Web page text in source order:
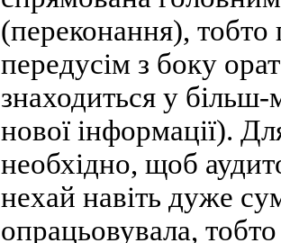
(переконання), тобто
передусім з боку
знаходиться у
нової інформації).
необхідно, щоб
нехай навіть дуже
опрацьовувала,